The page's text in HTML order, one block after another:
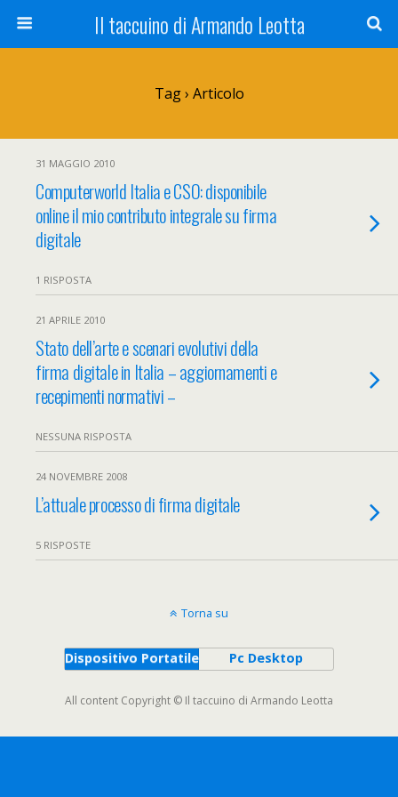
Il taccuino di Armando Leotta
Tag › Articolo
31 MAGGIO 2010
Computerworld Italia e CSO: disponibile
online il mio contributo integrale su firma
digitale
1 RISPOSTA
21 APRILE 2010
Stato dell’arte e scenari evolutivi della
firma digitale in Italia – aggiornamenti e
recepimenti normativi –
NESSUNA RISPOSTA
24 NOVEMBRE 2008
L’attuale processo di firma digitale
5 RISPOSTE
Torna su
Dispositivo Portatile Pc Desktop
All content Copyright © Il taccuino di Armando Leotta